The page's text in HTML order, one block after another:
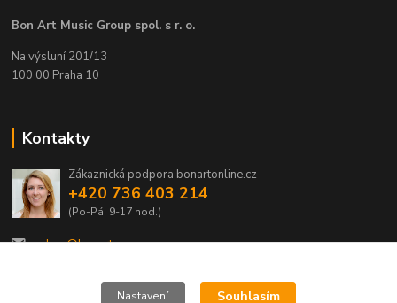
Bon Art Music Group spol. s r. o.
Na výsluní 201/13
100 00 Praha 10
Kontakty
Zákaznická podpora bonartonline.cz
+420 736 403 214
(Po-Pá, 9-17 hod.)
eshop@bonart.cz
Nastavení Souhlasím